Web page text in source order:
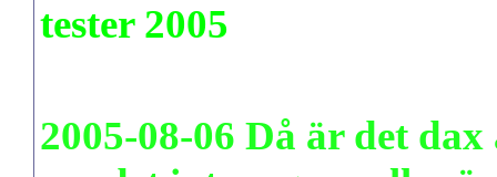
tester 2005
2005-08-06 Då är det